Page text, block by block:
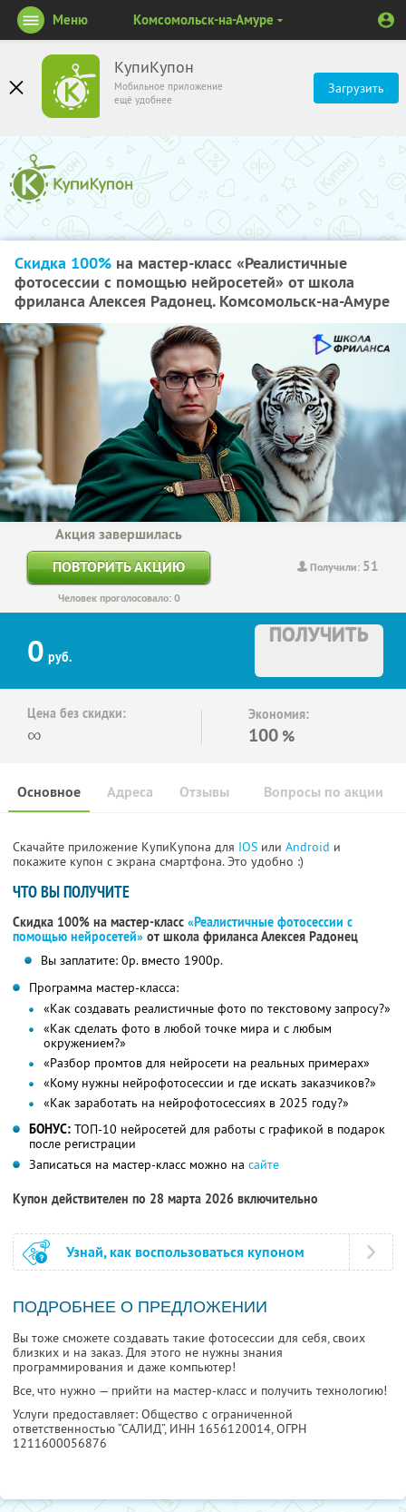
КупиКупон
Мобильное приложение
ещё удобнее
Загрузить
Меню Комсомольск-на-Амуре
Скидка 100% на мастер-класс «Реалистичные
фотосессии с помощью нейросетей» от школа
фриланса Алексея Радонец. Комсомольск-на-Амуре
Получили: 51
Акция завершилась
ПОВТОРИТЬ АКЦИЮ
Человек проголосовало: 0
0 руб.
ПОЛУЧИТЬ
Цена без скидки:
∞
Экономия:
100 %
Основное Отзывы Вопросы по акции
Адреса
Скачайте приложение КупиКупона для IOS или Android и
покажите купон с экрана смартфона. Это удобно :)
ЧТО ВЫ ПОЛУЧИТЕ
Скидка 100% на мастер-класс «Реалистичные фотосессии с
помощью нейросетей» от школа фриланса Алексея Радонец
Вы заплатите: 0р. вместо 1900р.
Программа мастер-класса:
«Как создавать реалистичные фото по текстовому запросу?»
«Как сделать фото в любой точке мира и с любым
окружением?»
«Разбор промтов для нейросети на реальных примерах»
«Кому нужны нейрофотосессии и где искать заказчиков?»
«Как заработать на нейрофотосессиях в 2025 году?»
БОНУС: ТОП-10 нейросетей для работы с графикой в подарок
после регистрации
Записаться на мастер-класс можно на сайте
Купон действителен по 28 марта 2026 включительно
Узнай, как воспользоваться купоном
ПОДРОБНЕЕ О ПРЕДЛОЖЕНИИ
Вы тоже сможете создавать такие фотосессии для себя, своих
близких и на заказ. Для этого не нужны знания
программирования и даже компьютер!
Все, что нужно — прийти на мастер-класс и получить технологию!
Услуги предоставляет: Общество с ограниченной
ответственностью “САЛИД”, ИНН 1656120014, ОГРН
1211600056876